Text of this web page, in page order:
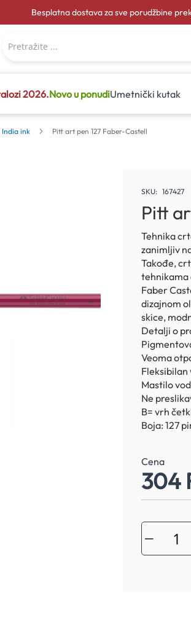
Besplatna dostava za sve porudžbine
2026.Novo u ponudiUmetnički kutak
India ink Pitt art pen 127 Faber-Castell
Pitt
SKU 167427
Tehnika
zanimljiv
Takođe,
Faber
dizajnom
skice,
Detalji o
Veoma
Fleksibilan
Mastilo
Ne
B= vrh
Boja: 127
Cena
304